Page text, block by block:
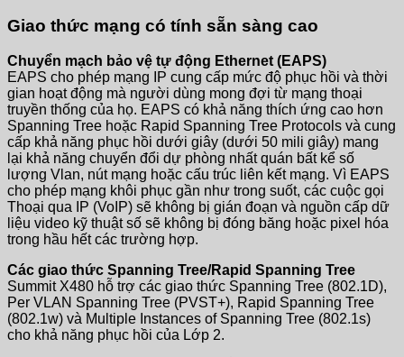
Giao thức mạng có tính sẵn sàng cao
Chuyển mạch bảo vệ tự động Ethernet (EAPS)
EAPS cho phép mạng IP cung cấp mức độ phục hồi và thời
gian hoạt động mà người dùng mong đợi từ mạng thoại
truyền thống của họ. EAPS có khả năng thích ứng cao hơn
Spanning Tree hoặc Rapid Spanning Tree Protocols và cung
cấp khả năng phục hồi dưới giây (dưới 50 mili giây) mang
lại khả năng chuyển đổi dự phòng nhất quán bất kể số
lượng Vlan, nút mạng hoặc cấu trúc liên kết mạng. Vì EAPS
cho phép mạng khôi phục gần như trong suốt, các cuộc gọi
Thoại qua IP (VoIP) sẽ không bị gián đoạn và nguồn cấp dữ
liệu video kỹ thuật số sẽ không bị đóng băng hoặc pixel hóa
trong hầu hết các trường hợp.
Các giao thức Spanning Tree/Rapid Spanning Tree
Summit X480 hỗ trợ các giao thức Spanning Tree (802.1D),
Per VLAN Spanning Tree (PVST+), Rapid Spanning Tree
(802.1w) và Multiple Instances of Spanning Tree (802.1s)
cho khả năng phục hồi của Lớp 2.